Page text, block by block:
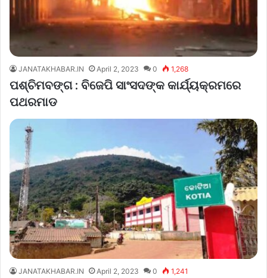
JANATAKHABAR.IN April 2, 2023 0 1,268
ପଶ୍ଚିମବଙ୍ଗ : ବିଜେପି ସାଂସଦଙ୍କ କାର୍ଯ୍ୟକ୍ରମରେ
ପଥରମାଡ
JANATAKHABAR.IN April 2, 2023 0 1,241